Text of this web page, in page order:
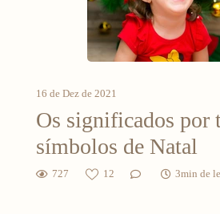
16 de Dez de 2021
Os significados por
símbolos de Natal
727 12 3min de